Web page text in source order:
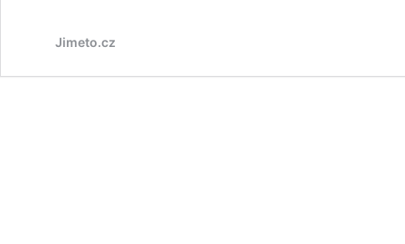
Jimeto.cz